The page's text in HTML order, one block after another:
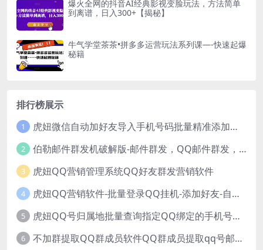
爆火全网的抖音AI经典影视变脸玩法，方法简单
到离谱，日入300+【揭秘】
牛气学堂茶茶•拼多多运营玩法系列课—-快速起爆
秘籍
排行榜展示
1 虎妞微信自动加好友导入手机号码批量精准添加客户售营销软件微商工具
2 伯勒邮件群发机破解版-邮件群发，QQ邮件群发，邮件群发软件，伯乐邮件群发工具，邮件群发器
3 虎妞QQ营销管理系统QQ好友群发营销软件
4 虎妞QQ营销软件-批量登录QQ挂机-添加好友-自动加群-群发消息-临时会话
5 虎妞QQ号归属地批量查询指定QQ绑定的手机号软件
6 不加群提取QQ群成员软件QQ群成员提取qq号邮箱软件